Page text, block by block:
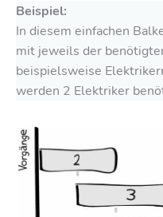
Beispiel:
In diesem einfachen
mit jeweils der
beispielsweise
werden 2 Elektriker